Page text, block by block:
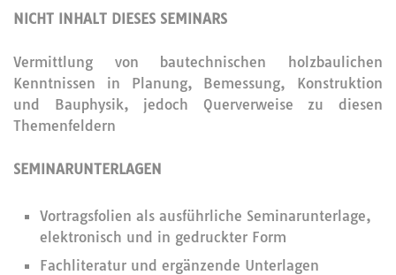
NICHT INHALT DIESES SEMINARS
Vermittlung von bautechnischen holzbaulichen
Kenntnissen in Planung, Bemessung, Konstruktion
und Bauphysik, jedoch Querverweise zu diesen
Themenfeldern
SEMINARUNTERLAGEN
Vortragsfolien als ausführliche Seminarunterlage,
elektronisch und in gedruckter Form
Fachliteratur und ergänzende Unterlagen